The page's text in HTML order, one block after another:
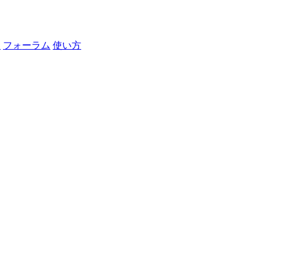
フォーラム 使い方